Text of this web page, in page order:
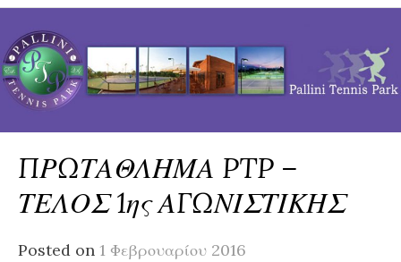
ΠΡΩΤΑΘΛΗΜΑ PTP –
ΤΕΛΟΣ 1ης ΑΓΩΝΙΣΤΙΚΗΣ
Posted on 1 Φεβρουαρίου 2016